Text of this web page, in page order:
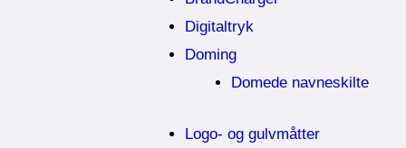
Digitaltryk
Doming
Domede navneskilte
Logo- og gulvmåtter